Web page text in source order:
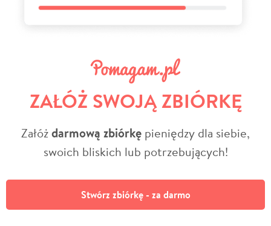
ZAŁÓŻ SWOJĄ ZBIÓRKĘ
Załóżdarmową zbiórkę pieniędzy dla siebie,
swoich bliskich lub potrzebujących!
Stwórz zbiórkę - za darmo